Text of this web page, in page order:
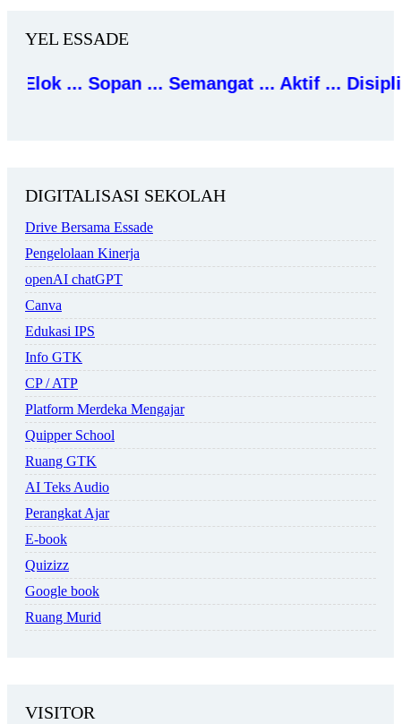
YEL ESSADE
.. So pa n ... Se mangat ... Ak tif ... Disip lin ...
DIGITALISASI SEKOLAH
Drive Bersama Essade
Pengelolaan Kinerja
openAI chatGPT
Canva
Edukasi IPS
Info GTK
CP / ATP
Platform Merdeka Mengajar
Quipper School
Ruang GTK
AI Teks Audio
Perangkat Ajar
E-book
Quizizz
Google book
Ruang Murid
VISITOR